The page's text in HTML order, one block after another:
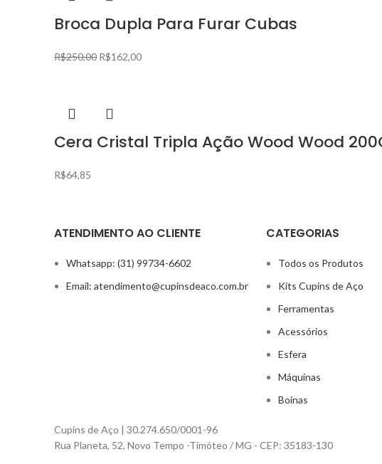
Broca Dupla Para Furar Cubas
R$250,00 R$162,00
Cera Cristal Tripla Ação Wood Wood
R$64,85
ATENDIMENTO AO CLIENTE
Whatsapp: (31) 99734-6602
Email: atendimento@cupinsdeaco.com.br
CATEGORIAS
Todos os Produtos
Kits Cupins de Aço
Ferramentas
Acessórios
Esfera
Máquinas
Boinas
Cupins de Aço | 30.274.650/0001-96
Rua Planeta, 52, Novo Tempo -Timóteo / MG - CEP: 35183-130